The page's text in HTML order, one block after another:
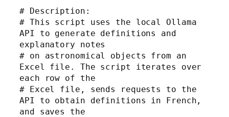
# Description:
# This script uses the local Ollama
API to generate definitions and
explanatory notes
# on astronomical objects from an
Excel file. The script iterates over
each row of the
# Excel file, sends requests to the
API to obtain definitions in French,
and saves the